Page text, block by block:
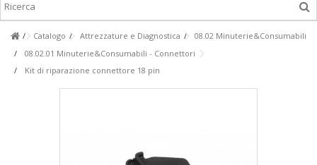
Catalogo Attrezzature e Diagnostica
08.02 Minuterie&Consumabili
08.02.01 Minuterie&Consumabili - Connettori
Kit di riparazione connettore 18 pin